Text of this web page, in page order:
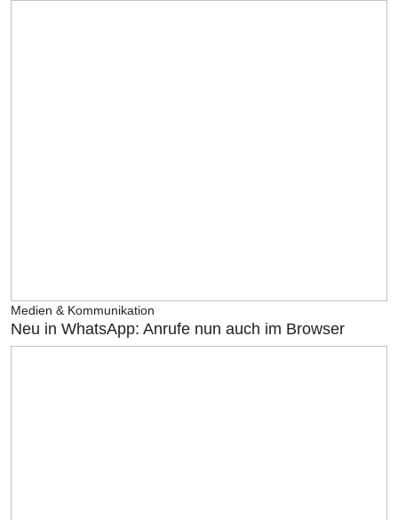
Medien & Kommunikation
Neu in WhatsApp: Anrufe nun auch im Browser